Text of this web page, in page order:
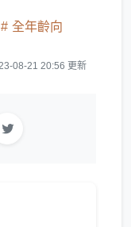
全年齡向
08-21 20:56 更新